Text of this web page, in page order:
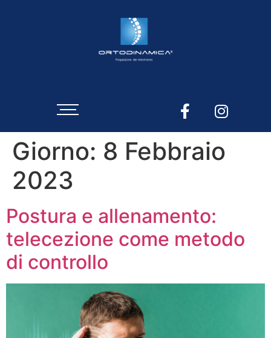
Giorno: 8 Febbraio
2023
Postura e allenamento:
telecezione come metodo
di controllo